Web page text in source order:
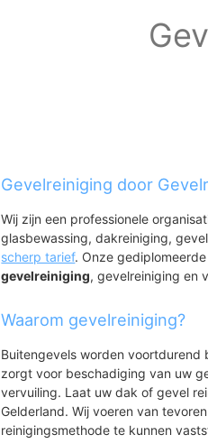
Gevelreiniging door
Wij zijn een professionele
glasbewassing, dakreiniging,
scherp tarief. Onze
gevelreiniging, gevelreiniging en
Waarom gevelreiniging?
Buitengevels worden
zorgt voor beschadiging van uw
vervuiling. Laat uw dak of gevel
Gelderland. Wij voeren van
reinigingsmethode te kunnen